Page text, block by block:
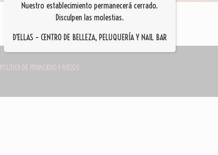
POLÍTICA DE PRIVACIDAD Y AVISOS
Nuestro establecimiento permanecerá cerrado.
Disculpen las molestias.
D’ELLAS – CENTRO DE BELLEZA, PELUQUERÍA Y NAIL BAR